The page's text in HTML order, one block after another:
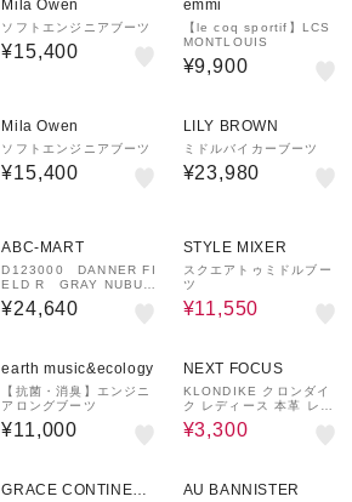
Mila Owen
ソフトエンジニアブーツ
¥15,400
emmi
【le coq sportif】LCS
MONTLOUIS
¥9,900
Mila Owen
ソフトエンジニアブーツ
¥15,400
LILY BROWN
ミドルバイカーブーツ
¥23,980
ABC-MART
D123000 DANNER FI
ELD R GRAY NUBUC
K 675282-0003
¥24,640
STYLE MIXER
スクエアトゥミドルブー
ツ
¥11,550
earth music&ecology
【抗菌・消臭】エンジニ
アロングブーツ
¥11,000
NEXT FOCUS
KLONDIKE クロンダイ
ク レディース 本革 レー
スアップブーツ 10856
¥3,300
GRACE CONTINENT
AU BANNISTER